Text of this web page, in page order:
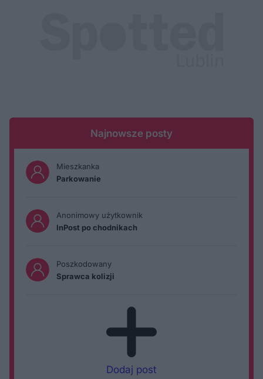
Najnowsze posty
Mieszkanka
Parkowanie
Anonimowy użytkownik
InPost po chodnikach
Poszkodowany
Sprawca kolizji
Dodaj post